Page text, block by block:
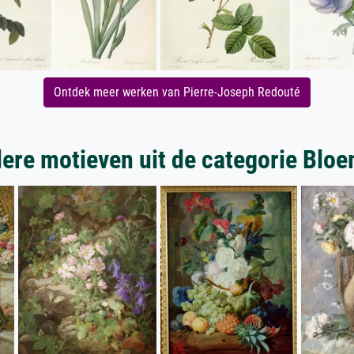
Ontdek meer werken van Pierre-Joseph Redouté
motieven uit de categorie